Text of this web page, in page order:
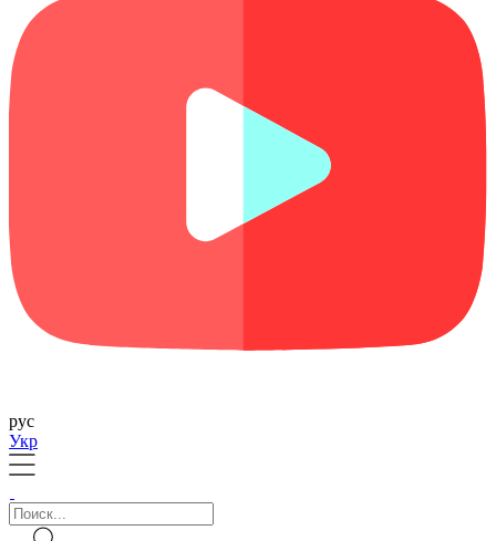
рус
Укр